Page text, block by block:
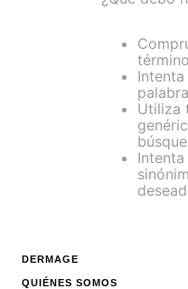
palabra
Utiliza
DERMAGE
QUIÉNES SOMOS